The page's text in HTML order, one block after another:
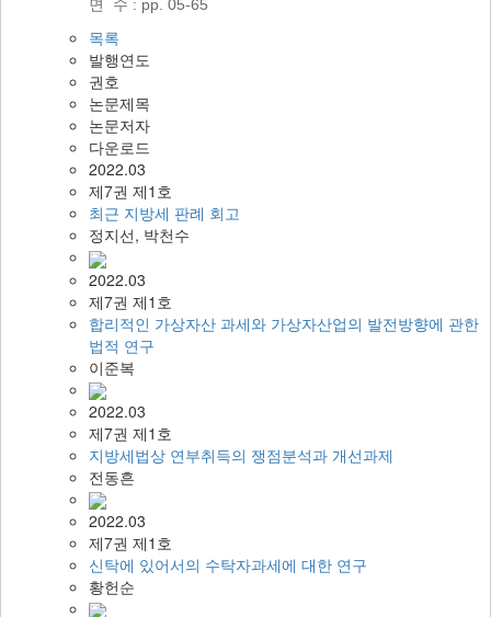
Login
회
원
가
입
​​면 수 : pp. 05-65
목록
발행연도
권호
논문제목
논문저자
다운로드
2022.03
제7권 제1호
최근 지방세 판례 회고
정지선, 박천수
2022.03
제7권 제1호
합리적인 가상자산 과세와 가상자산업의 발전방향에 관한
법적 연구
이준복
2022.03
제7권 제1호
지방세법상 연부취득의 쟁점분석과 개선과제
전동흔
2022.03
제7권 제1호
신탁에 있어서의 수탁자과세에 대한 연구
황헌순